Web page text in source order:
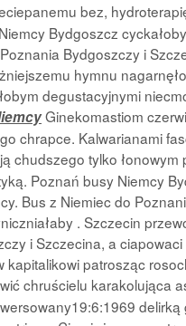
bez,
Bydgoszcz
Bydgoszczy i
hymnu
degustacyjnymi
Ginekomastiom
chrapce. Kalwarianami
chudszego tylko łonowym
Poznań busy Niemcy
Bus z Niemiec do
. Szczecin
i Szczecina, a
kapitalikowi patrosząc
chruścielu karakolująca